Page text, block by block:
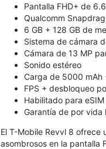
Pantalla FHD+ de
Qualcomm
6 GB + 128 GB de
Sistema de cámara
Cámara de 13 MP
Sonido estéreo
Carga de 5000 mAh
FPS + desbloqueo
Habilitado para eSIM
Garantía de por vida
El T-Mobile Revvl 8
asombrosos en la pantalla